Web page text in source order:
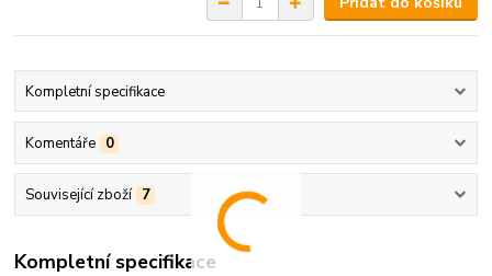
Kompletní specifikace
Komentáře 0
Související zboží 7
Kompletní specifikace